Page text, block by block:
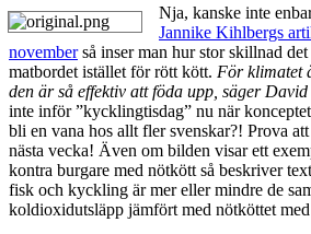
Nja, kanske inte
Jannike Kihlbergs
novemberså inser man hur stor skillnad
matbordet istället för rött kött. För klimatet
den är så effektiv att föda upp, säger
inte inför ”kycklingtisdag” nu när
bli en vana hos allt fler svenskar?! Prova
nästa vecka! Även om bilden visar ett
kontra burgare med nötkött så beskriver
fisk och kyckling är mer eller mindre de
koldioxidutsläpp jämfört med nötköttet